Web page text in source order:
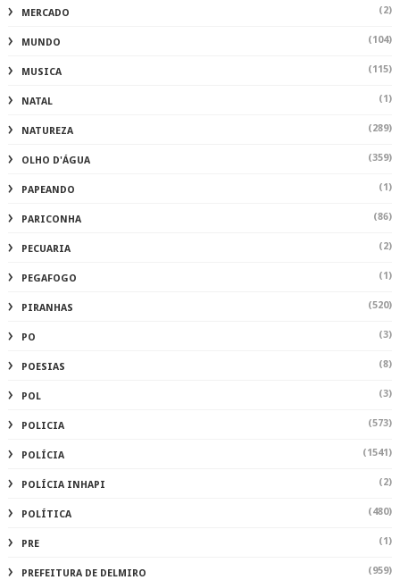
MERCADO (2)
MUNDO (104)
MUSICA (115)
NATAL (1)
NATUREZA (289)
OLHO D'ÁGUA (359)
PAPEANDO (1)
PARICONHA (86)
PECUARIA (2)
PEGAFOGO (1)
PIRANHAS (520)
PO (3)
POESIAS (8)
POL (3)
POLICIA (573)
POLÍCIA (1541)
POLÍCIA INHAPI (2)
POLÍTICA (480)
PRE (1)
PREFEITURA DE DELMIRO (959)